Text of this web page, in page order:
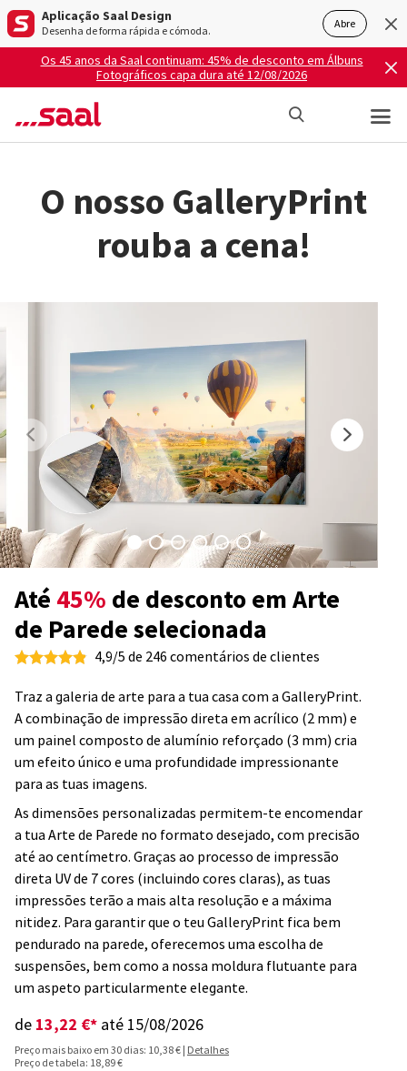
Aplicação Saal Design
Desenha de forma rápida e cómoda. Abre
Os 45 anos da Saal continuam: 45% de desconto em Álbuns
Fotográficos capa dura até 12/08/2026
O nosso GalleryPrint
rouba a cena!
Até 45% de desconto em Arte
de Parede selecionada
4,9/5 de 246 comentários de clientes
Traz a galeria de arte para a tua casa com a GalleryPrint.
A combinação de impressão direta em acrílico (2 mm) e
um painel composto de alumínio reforçado (3 mm) cria
um efeito único e uma profundidade impressionante
para as tuas imagens.
As dimensões personalizadas permitem-te encomendar
a tua Arte de Parede no formato desejado, com precisão
até ao centímetro. Graças ao processo de impressão
direta UV de 7 cores (incluindo cores claras), as tuas
impressões terão a mais alta resolução e a máxima
nitidez. Para garantir que o teu GalleryPrint fica bem
pendurado na parede, oferecemos uma escolha de
suspensões, bem como a nossa moldura flutuante para
um aspeto particularmente elegante.
de 13,22 €* até 15/08/2026
Preço mais baixo em 30 dias: 10,38 € | Detalhes
Preço de tabela: 18,89 €